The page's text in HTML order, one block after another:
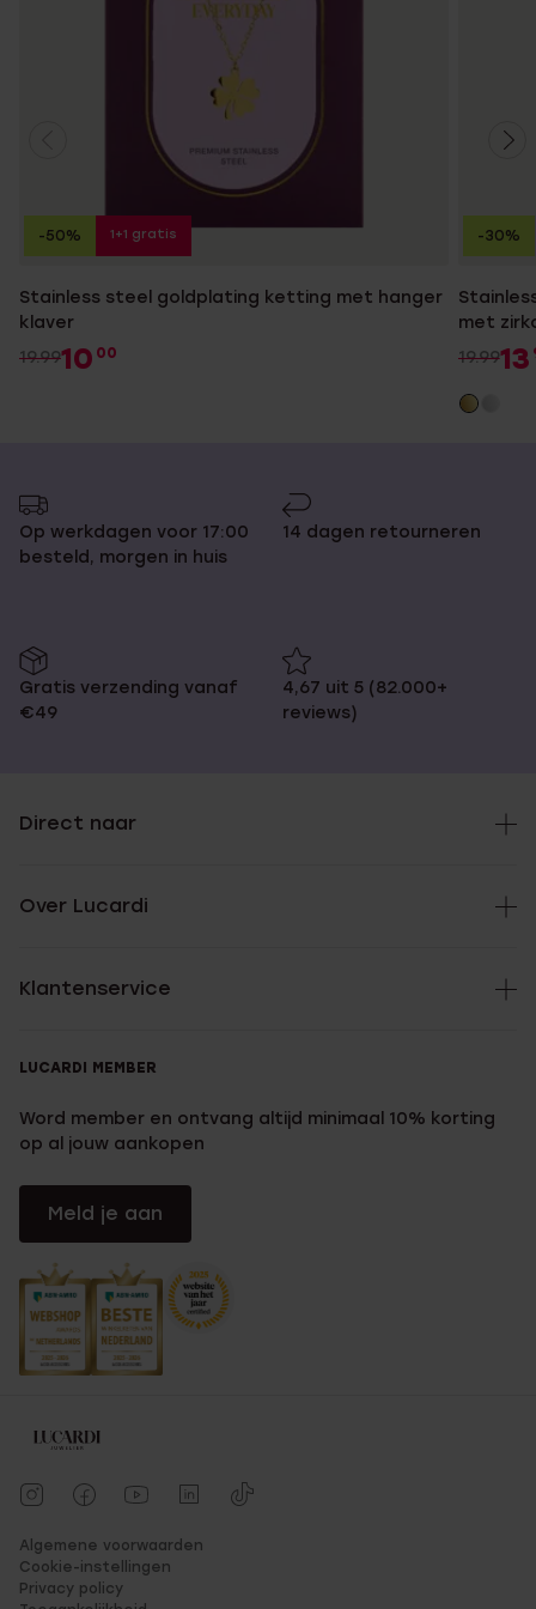
Stainless steel goldplating ketting met hanger
klaver
19.9910 00
-50% 1+1 gratis
met
19.9913
-30%
Op werkdagen voor 17:00
besteld, morgen in huis
14 dagen retourneren
Gratis verzending vanaf
€49
4,67 uit 5 (82.000+
reviews)
Direct naar
Over Lucardi
Klantenservice
LUCARDI MEMBER
Word member en ontvang altijd minimaal 10% korting
op al jouw aankopen
Meld je aan
Algemene voorwaarden
Cookie-instellingen
Privacy policy